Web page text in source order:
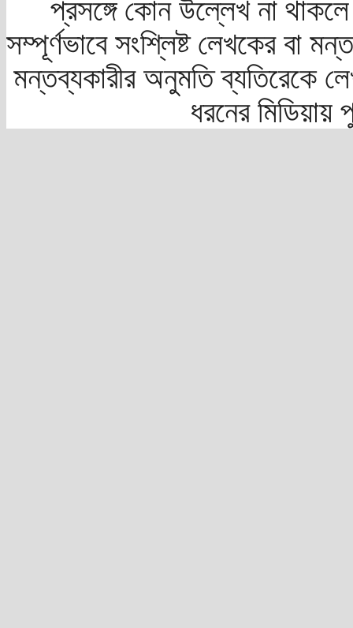
প্রসঙ্গে কোন উল্লেখ না
সম্পূর্ণভাবে সংশ্লিষ্ট লেখকের বা
মন্তব্যকারীর অনুমতি ব্যতিরেকে
ধরনের মিডিয়ায়